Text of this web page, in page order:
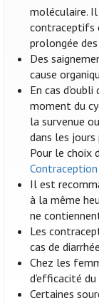
moléculaire.
contraceptifs
prolongée
Des
cause
En cas
moment du
la survenue
dans les jours
Pour le choix
Contraception
Il est
à la même
ne
Les
cas de
Chez les
d’efficacité
Certaines